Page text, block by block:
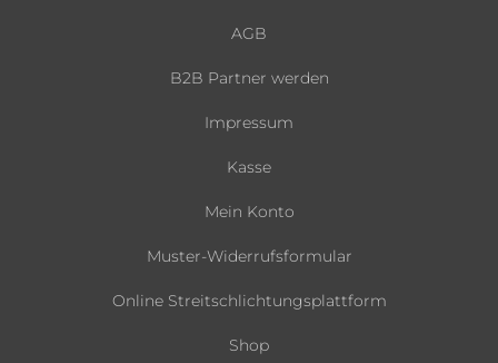
AGB
B2B Partner werden
Impressum
Kasse
Mein Konto
Muster-Widerrufsformular
Online Streitschlichtungsplattform
Shop